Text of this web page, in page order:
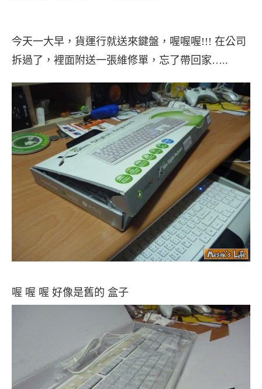
今天一大早，貨運行就送來鍵盤，喔喔喔!!! 在公司
拆過了，裡面附送一張維修單，忘了帶回家…..
喔 喔 喔 好像是舊的 盒子